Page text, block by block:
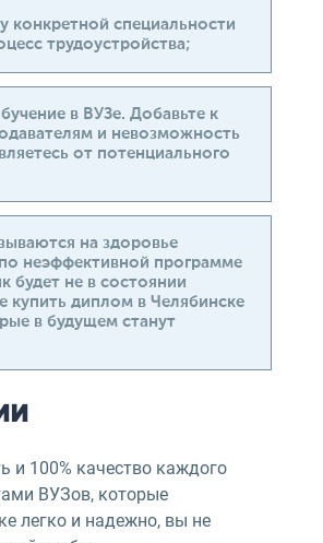
конкретной специальности
трудоустройства;
в ВУЗе. Добавьте к
и невозможность
от потенциального
на здоровье
неэффективной программе
будет не в состоянии
купить диплом в Челябинске
в будущем станут
и 100% качество каждого
ВУЗов, которые
легко и надежно, вы не